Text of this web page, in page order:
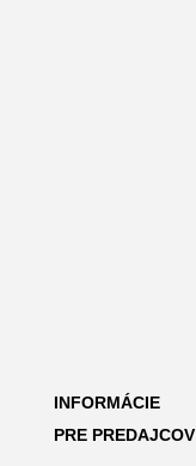
INFORMÁCIE
PRE PREDAJCOV